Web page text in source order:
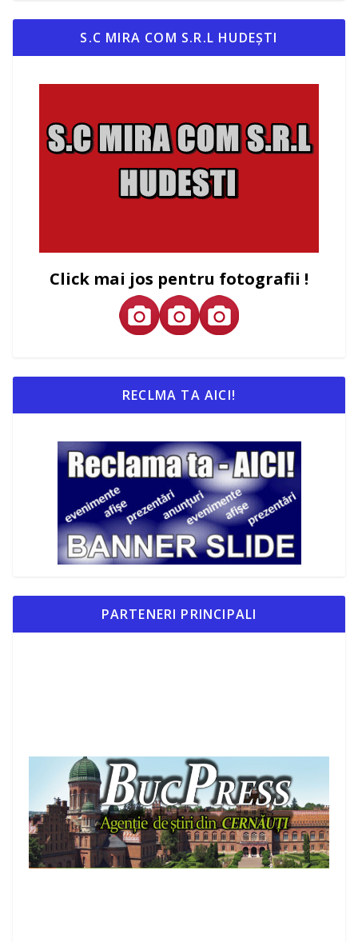
S.C MIRA COM S.R.L HUDEȘTI
Click mai jos pentru fotografii !
RECLMA TA AICI!
PARTENERI PRINCIPALI